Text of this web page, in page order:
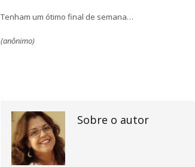
Tenham um ótimo final de semana…
(anônimo)
Sobre o autor